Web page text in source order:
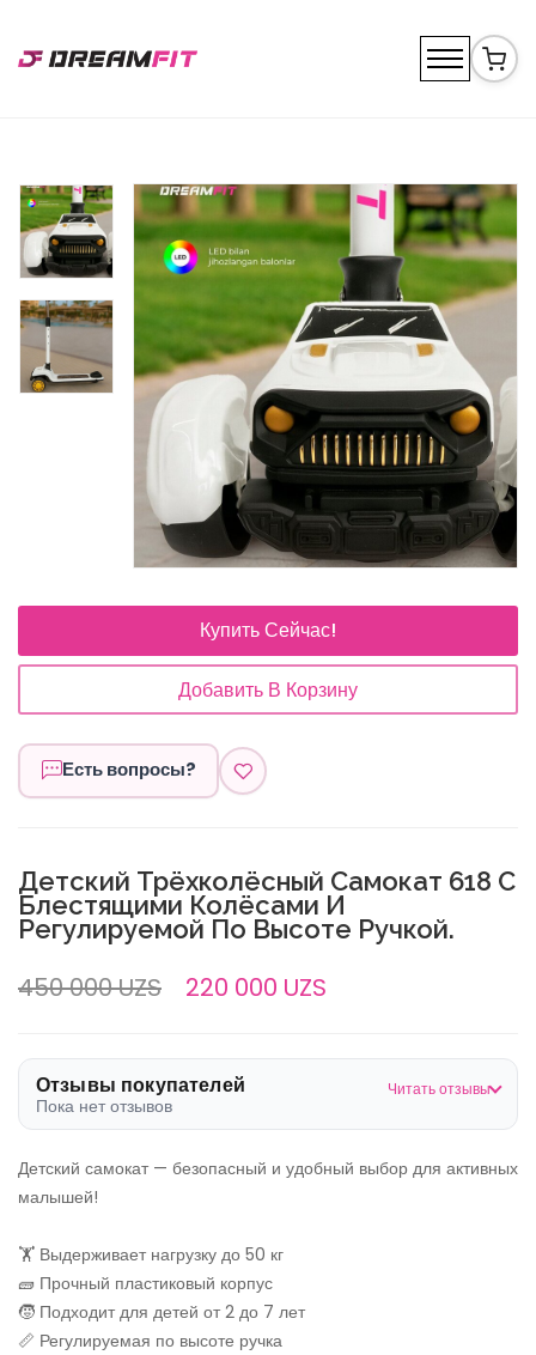
Отзывы покупателей
Пока нет отзывов
Читать отзывы
Купить Сейчас!
Добавить В Корзину
Есть вопросы?
Детский Трёхколёсный Самокат 618 С
Блестящими Колёсами И
Регулируемой По Высоте Ручкой.
450 000 UZS 220 000 UZS
Детский самокат — безопасный и удобный выбор для активных
малышей!
🏋️ Выдерживает нагрузку до 50 кг
🧱 Прочный пластиковый корпус
🧒 Подходит для детей от 2 до 7 лет
📏 Регулируемая по высоте ручка